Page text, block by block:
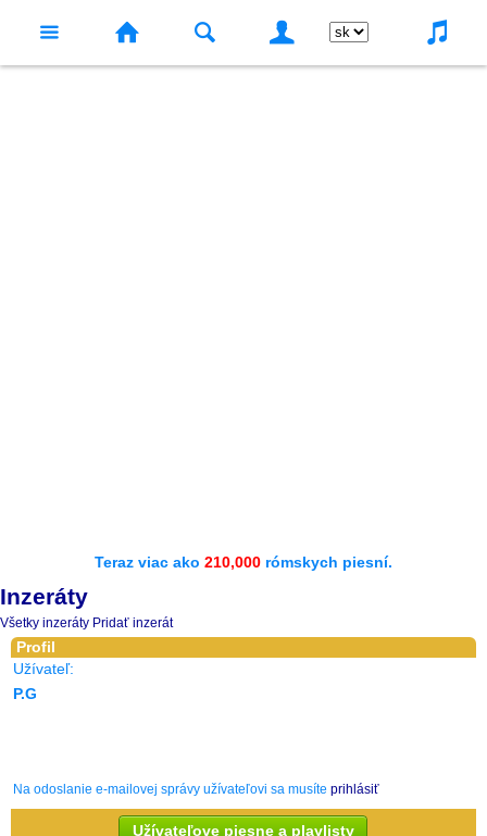
Teraz viac ako 210,000 rómskych piesní.
Inzeráty
Všetky inzeráty Pridať inzerát
Profil
Užívateľ:
P.G
Na odoslanie e-mailovej správy užívateľovi sa musíte prihlásiť
Užívateľove piesne a playlisty